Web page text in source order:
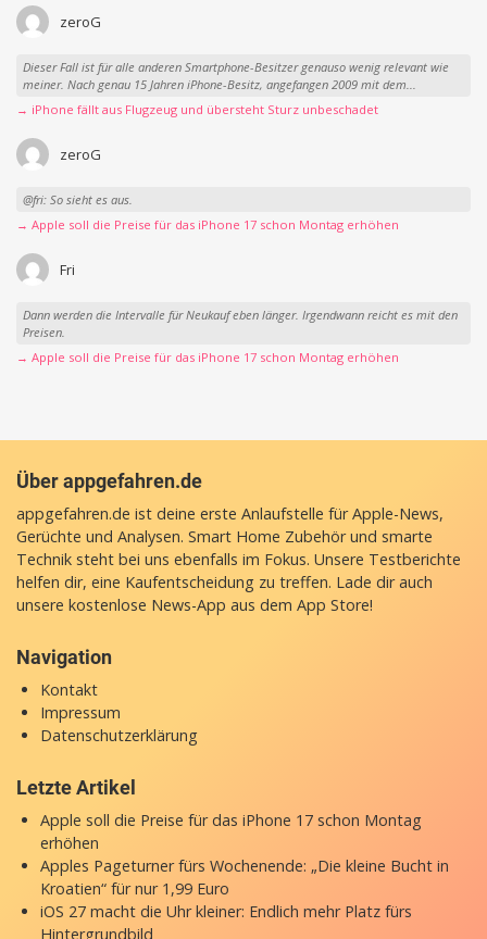
zeroG
Dieser Fall ist für alle anderen Smartphone-Besitzer genauso wenig relevant wie
meiner. Nach genau 15 Jahren iPhone-Besitz, angefangen 2009 mit dem...
→ iPhone fällt aus Flugzeug und übersteht Sturz unbeschadet
zeroG
@fri: So sieht es aus.
→ Apple soll die Preise für das iPhone 17 schon Montag erhöhen
Fri
Dann werden die Intervalle für Neukauf eben länger. Irgendwann reicht es mit den
Preisen.
→ Apple soll die Preise für das iPhone 17 schon Montag erhöhen
Über appgefahren.de
appgefahren.de ist deine erste Anlaufstelle für Apple-News,
Gerüchte und Analysen. Smart Home Zubehör und smarte
Technik steht bei uns ebenfalls im Fokus. Unsere Testberichte
helfen dir, eine Kaufentscheidung zu treffen. Lade dir auch
unsere kostenlose News-App aus dem App Store!
Navigation
Kontakt
Impressum
Datenschutzerklärung
Letzte Artikel
Apple soll die Preise für das iPhone 17 schon Montag
erhöhen
Apples Pageturner fürs Wochenende: „Die kleine Bucht in
Kroatien“ für nur 1,99 Euro
iOS 27 macht die Uhr kleiner: Endlich mehr Platz fürs
Hintergrundbild